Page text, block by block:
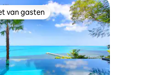
van gasten
van gasten